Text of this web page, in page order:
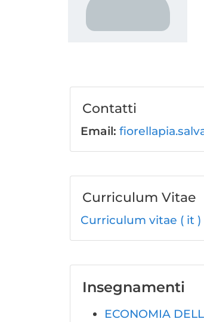
Contatti
Email:
Curriculum Vitae
Curriculum vitae ( it )
Insegnamenti
ECONOMIA